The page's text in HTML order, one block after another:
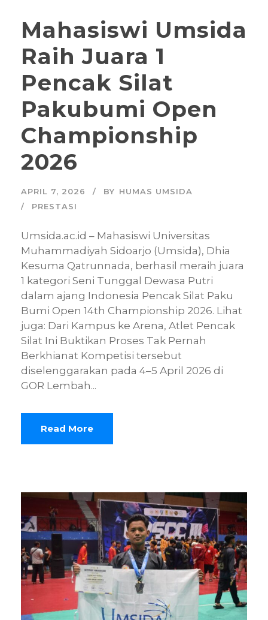
Mahasiswi Umsida
Raih Juara 1
Pencak Silat
Pakubumi Open
Championship
2026
APRIL 7, 2026 BY HUMAS UMSIDA
PRESTASI
Umsida.ac.id – Mahasiswi Universitas
Muhammadiyah Sidoarjo (Umsida), Dhia
Kesuma Qatrunnada, berhasil meraih juara
1 kategori Seni Tunggal Dewasa Putri
dalam ajang Indonesia Pencak Silat Paku
Bumi Open 14th Championship 2026. Lihat
juga: Dari Kampus ke Arena, Atlet Pencak
Silat Ini Buktikan Proses Tak Pernah
Berkhianat Kompetisi tersebut
diselenggarakan pada 4–5 April 2026 di
GOR Lembah...
Read More